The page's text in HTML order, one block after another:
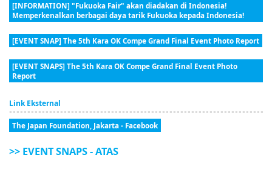
[INFORMATION] "Fukuoka Fair" akan diadakan di Indonesia!
Memperkenalkan berbagai daya tarik Fukuoka kepada Indonesia!
[EVENT SNAP] The 5th Kara OK Compe Grand Final Event Photo Report
[EVENT SNAPS] The 5th Kara OK Compe Grand Final Event Photo
Report
Link Eksternal
The Japan Foundation, Jakarta - Facebook
>> EVENT SNAPS - ATAS